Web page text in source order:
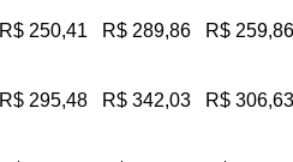
R$ 250,41 R$ 289,86 R$ 259,86
R$ 295,48 R$ 342,03 R$ 306,63